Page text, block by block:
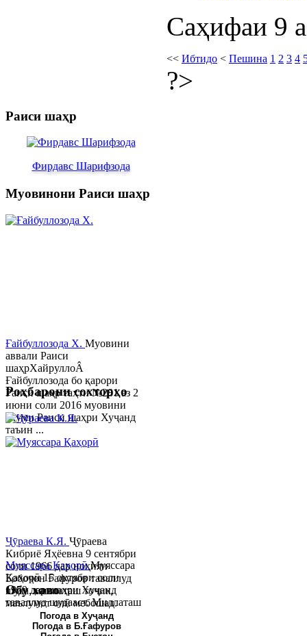
Саҳифаи 9
<< Ибтидо < Пешина 1 2 3 4
?>
Раиси шаҳр
Фирдавс Шарифзода
Муовинони Раиси шаҳр
Ғайбуллозода Х. Муовини
аввали Раиси
шаҳрХайруллоÂ
Ғайбуллозода бо қарори
Раиси шаҳр таҳти №281 аз 2
июни соли 2016 муовини
якуми Раиси шаҳри Хуҷанд
таъин ...
Муяссара ҚаҳорӣМуяссара
Қаҳорӣ 15 октябри соли
1979 дар шаҳри Хуҷанд
таваллуд шудааст. Миллаташ
тоҷик. Маълумот олӣ. Соли
2002 Донишгоҳи давлатии
Роҳбарони сохторҳо
Ҷӯраева К.Я. Ҷӯраева
Кибриё Яҳёевна 9 сентябри
соли 1966 дар ноҳияи
Бобоҷон Ғафуров таваллуд
шуда, миллаташ тоҷик,
маълумот олӣ мебошад.
Соли 1997 Донишг...
Обу хаво
Погода в Хуҷанд
Погода в Б.Ғафуров